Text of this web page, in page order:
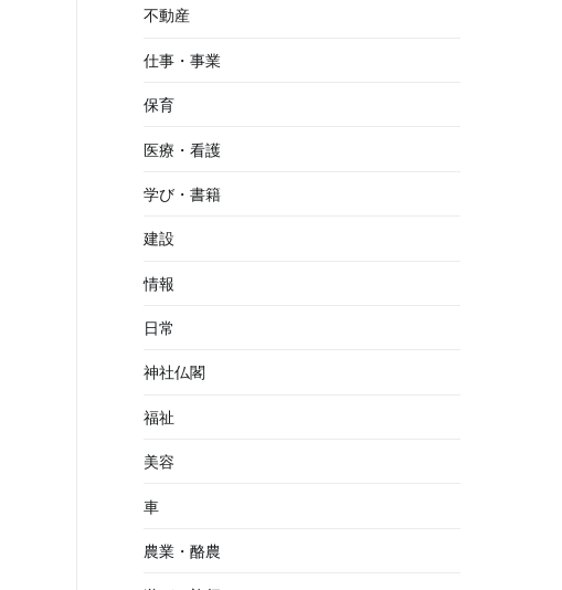
不動産
仕事・事業
保育
医療・看護
学び・書籍
建設
情報
日常
神社仏閣
福祉
美容
車
農業・酪農